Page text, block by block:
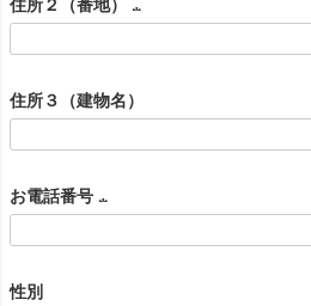
須
)
住所２（番地）
須
)
住所３（建物名）
お電話番号
性別